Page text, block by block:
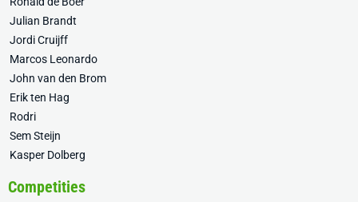
Julian Brandt
Jordi Cruijff
Marcos Leonardo
John van den Brom
Erik ten Hag
Rodri
Sem Steijn
Kasper Dolberg
Competities